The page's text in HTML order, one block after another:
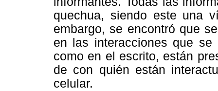
quechua, siendo este una
embargo, se encontró que
en las interacciones que se
como en el escrito, están
de con quién están
celular.